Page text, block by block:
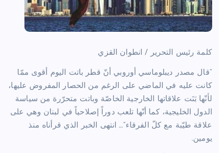
كلمة رئيس التحرير / انطوان القزي
“قال مصدر ديبلوماسي أوروبي أنّ قطر باتت اليوم أقوى ممّا
كانت عليه في الماضي على الرغم من الحصار المفروض عليها،
لأنّها بَنَت علاقاتها الخارجية الخاصّة وباتت متحرّرة من سياسة
الدول الخليجية، كما أنّها تلعب دوراً إصلاحياً في لبنان وهي على
علاقة طيّبة مع كلّ الفرقاء”… انتهى الخبر الذي قرأناه منذ
يومين.